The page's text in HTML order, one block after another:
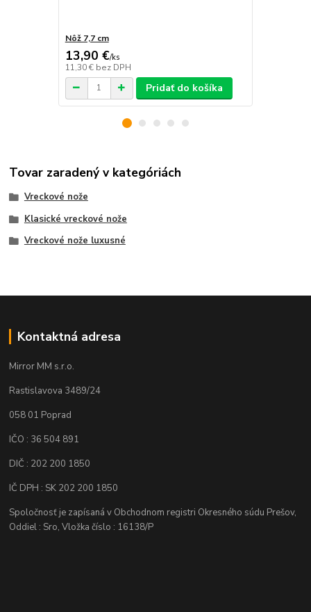
Nôž 7,7 cm
13,90 €/ks
11,30 € bez DPH
Pridať do košíka
Tovar zaradený v kategóriách
Vreckové nože
Klasické vreckové nože
Vreckové nože luxusné
Kontaktná adresa
Mirror MM s.r.o.
Rastislavova 3489/24
058 01 Poprad
IČO : 36 504 891
DIČ : 202 200 1850
IČ DPH : SK 202 200 1850
Spoločnosť je zapísaná v Obchodnom registri Okresného súdu Prešov,
Oddiel : Sro, Vložka číslo : 16138/P